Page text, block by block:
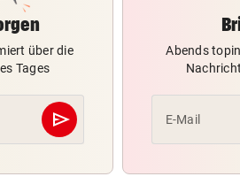
über die
Tages
send
Abschicken
Abends
E-Mail